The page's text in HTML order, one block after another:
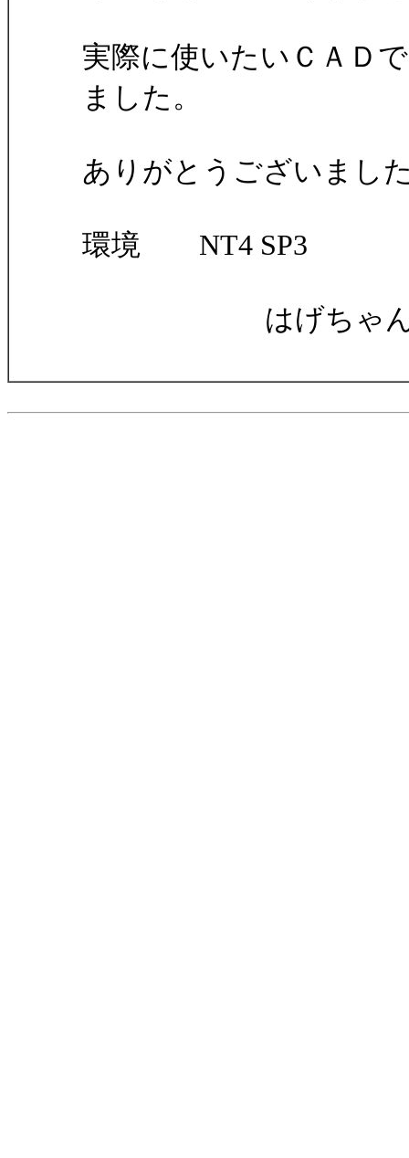
実際に使いたいＣＡＤ
ました。
ありがとうございまし
環境 NT4 SP3
はげちゃ